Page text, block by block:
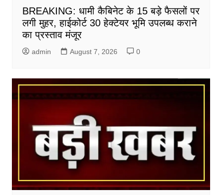
BREAKING: धामी कैबिनेट के 15 बड़े फैसलों पर
लगी मुहर, हाईकोर्ट 30 हेक्टेयर भूमि उपलब्ध कराने
का प्रस्ताव मंजूर
admin August 7, 2026 0